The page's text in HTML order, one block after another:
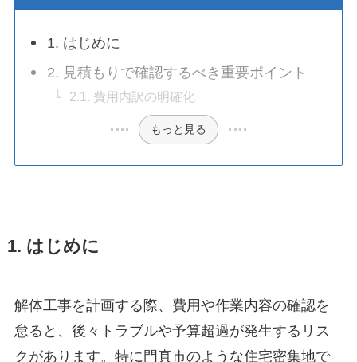
1. はじめに
2. 見積もりで確認するべき重要ポイント
2.1. 費用内訳の明確化
もっと見る
1. はじめに
解体工事を計画する際、費用や作業内容の確認を
怠ると、後々トラブルや予算超過が発生するリス
クがあります。特に門真市のような住宅密集地で